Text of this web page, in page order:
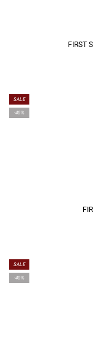
FIRST
SALE
-40%
SALE
-40%